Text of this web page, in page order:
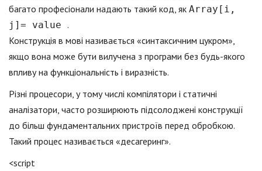
багато професіонали надають такий код, як Array[i,
j]= value .
Конструкція в мові називається «синтаксичним цукром»,
якщо вона може бути вилучена з програми без будь-якого
впливу на функціональність і виразність.
Різні процесори, у тому числі компілятори і статичні
аналізатори, часто розширюють підсолоджені конструкції
до більш фундаментальних пристроїв перед обробкою.
Такий процес називається «десагеринг».
<script